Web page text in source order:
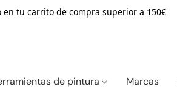
tu carrito de compra superior a 150€
de pintura Marcas